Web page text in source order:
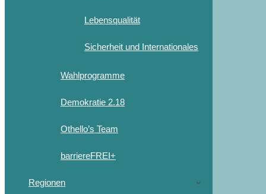
Lebensqualität
Sicherheit und Internationales
Wahlprogramme
Demokratie 2.18
Othello’s Team
barriereFREI+
Regionen